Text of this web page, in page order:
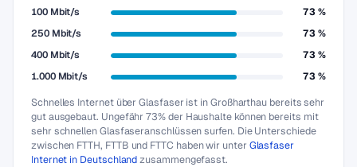
100 Mbit/s
73 %
250 Mbit/s
73 %
400 Mbit/s
73 %
1.000 Mbit/s
73 %
Schnelles Internet über Glasfaser ist in Großharthau bereits sehr
gut ausgebaut. Ungefähr 73% der Haushalte können bereits mit
sehr schnellen Glasfaseranschlüssen surfen. Die Unterschiede
zwischen FTTH, FTTB und FTTC haben wir unter Glasfaser
Internet in Deutschlandzusammengefasst.